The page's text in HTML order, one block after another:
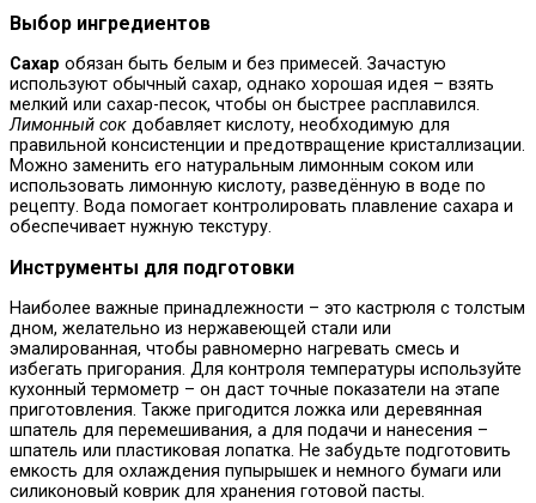
Выбор ингредиентов
Сахар обязан быть белым и без примесей. Зачастую
используют обычный сахар, однако хорошая идея – взять
мелкий или сахар-песок, чтобы он быстрее расплавился.
Лимонный сок добавляет кислоту, необходимую для
правильной консистенции и предотвращение кристаллизации.
Можно заменить его натуральным лимонным соком или
использовать лимонную кислоту, разведённую в воде по
рецепту. Вода помогает контролировать плавление сахара и
обеспечивает нужную текстуру.
Инструменты для подготовки
Наиболее важные принадлежности – это кастрюля с толстым
дном, желательно из нержавеющей стали или
эмалированная, чтобы равномерно нагревать смесь и
избегать пригорания. Для контроля температуры используйте
кухонный термометр – он даст точные показатели на этапе
приготовления. Также пригодится ложка или деревянная
шпатель для перемешивания, а для подачи и нанесения –
шпатель или пластиковая лопатка. Не забудьте подготовить
емкость для охлаждения пупырышек и немного бумаги или
силиконовый коврик для хранения готовой пасты.